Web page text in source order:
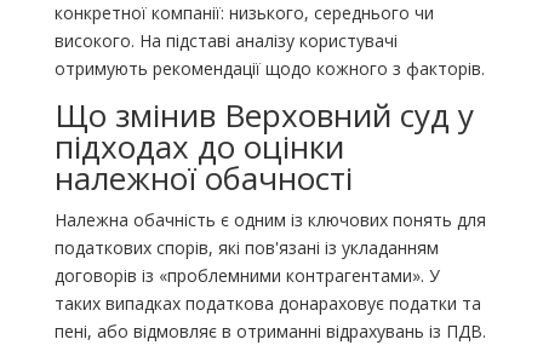
конкретної компанії: низького, середнього чи
високого. На підставі аналізу користувачі
отримують рекомендації щодо кожного з факторів.
Що змінив Верховний суд у
підходах до оцінки
належної обачності
Належна обачність є одним із ключових понять для
податкових спорів, які пов'язані із укладанням
договорів із «проблемними контрагентами». У
таких випадках податкова донараховує податки та
пені, або відмовляє в отриманні відрахувань із ПДВ.